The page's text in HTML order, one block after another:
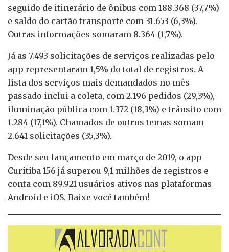
seguido de itinerário de ônibus com 188.368 (37,7%)
e saldo do cartão transporte com 31.653 (6,3%).
Outras informações somaram 8.364 (1,7%).
Já as 7.493 solicitações de serviços realizadas pelo
app representaram 1,5% do total de registros. A
lista dos serviços mais demandados no mês
passado inclui a coleta, com 2.196 pedidos (29,3%),
iluminação pública com 1.372 (18,3%) e trânsito com
1.284 (17,1%). Chamados de outros temas somam
2.641 solicitações (35,3%).
Desde seu lançamento em março de 2019, o app
Curitiba 156 já superou 9,1 milhões de registros e
conta com 89.921 usuários ativos nas plataformas
Android e iOS. Baixe você também!